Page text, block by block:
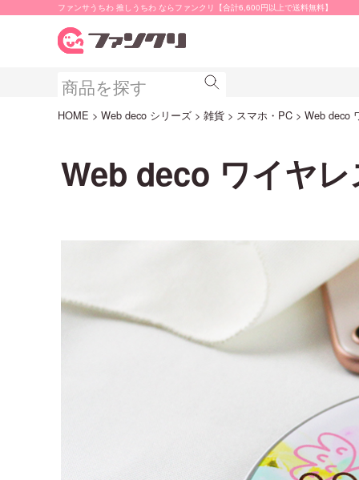
ファンサうちわ 推しうちわ ならファンクリ【合計6,600円以上で送料無料】
HOME Web deco シリーズ 雑貨 スマホ・PC Web deco
Web deco ワイヤ